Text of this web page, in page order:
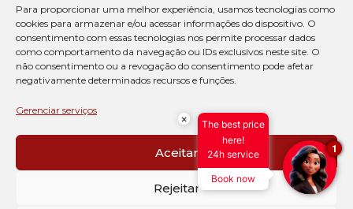
Para proporcionar uma melhor experiência, usamos tecnologias como
cookies para armazenar e/ou acessar informações do dispositivo. O
consentimento com essas tecnologias nos permite processar dados
como comportamento da navegação ou IDs exclusivos neste site. O
não consentimento ou a revogação do consentimento pode afetar
negativamente determinados recursos e funções.
Gerenciar serviços
Aceitar
Rejeitar
© Copyright 2026 Le Canton. Todos os direitos
PRÉ CHECK-IN
AVISO DE COOKIES
PERGUNTAS FREQUENTES
×
The best price
here!
24h service
Book now
1